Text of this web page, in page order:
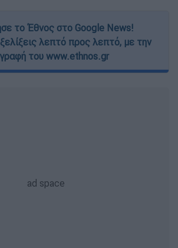
το Έθνος στο Google News!
λεπτό προς λεπτό, με την
του www.ethnos.gr